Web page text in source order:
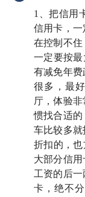
52:42
傅强：
体验
54:30面对自
合理消费，掌
本文章所载内容
资需谨慎，投资
如转载使用，请
1、把信用
信用卡，
在控制不
一定要按
有减免年
很多，最
厅，体验
惯找合适
车比较多
折扣的，
大部分信
工资的后
卡，绝不